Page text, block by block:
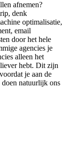
afnemen?
denk
optimalisatie,
email
door het hele
agencies je
alleen het
hebt. Dit zijn
je aan de
doen natuurlijk ons